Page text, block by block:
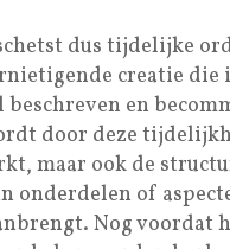
dus tijdelijke
creatie die
beschreven en
door deze
maar ook de
onderdelen of
Nog voordat